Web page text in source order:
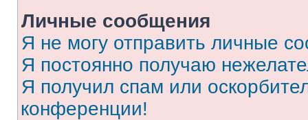
Личные сообщения
Я не могу отправить личные
Я постоянно получаю
Я получил спам или
конференции!